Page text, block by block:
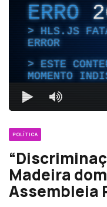
ERRO
HLS.JS
ERROR
ESTE
MOMENTO
POLÍTICA
Madeira
Assembleia